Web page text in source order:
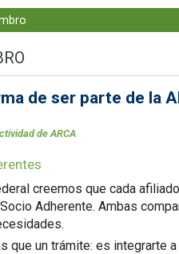
de ser parte de la
de ARCA
creemos que cada
Adherente. Ambas
que un trámite: es integrarte